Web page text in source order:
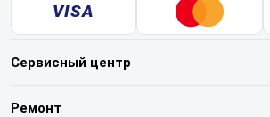
VISA
Сервисный центр
О нашем сервисе
Ремонт